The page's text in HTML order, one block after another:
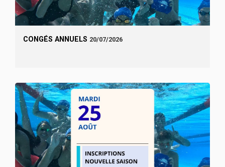
CONGÉS ANNUELS 20/07/2026